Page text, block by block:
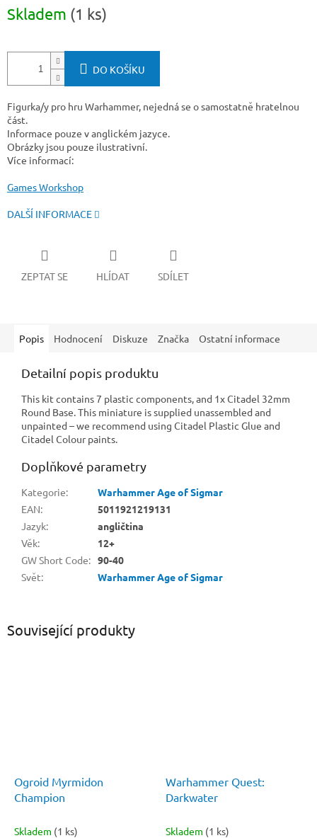
cena:
Skladem (1 ks)
DO KOŠÍKU
Figurka/y pro hru Warhammer, nejedná se o samostatně hratelnou
část.
Informace pouze v anglickém jazyce.
Obrázky jsou pouze ilustrativní.
Více informací:
Games Workshop
DALŠÍ INFORMACE
ZEPTAT SE HLÍDAT SDÍLET
Související produkty
Ogroid Myrmidon
Champion
Skladem (1 ks)
Warhammer Quest:
Darkwater
Skladem (1 ks)
Popis Hodnocení Diskuze Značka Ostatní informace
Detailní popis produktu
This kit contains 7 plastic components, and 1x Citadel 32mm
Round Base. This miniature is supplied unassembled and
unpainted – we recommend using Citadel Plastic Glue and
Citadel Colour paints.
Doplňkové parametry
Kategorie:
Warhammer Age of Sigmar
EAN:
5011921219131
Jazyk:
angličtina
Věk:
12+
GW Short Code: 90-40
Svět: Warhammer Age of Sigmar